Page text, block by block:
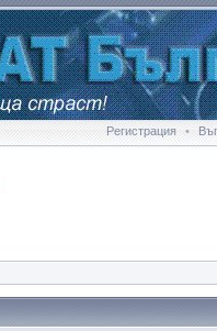
Регистрация •